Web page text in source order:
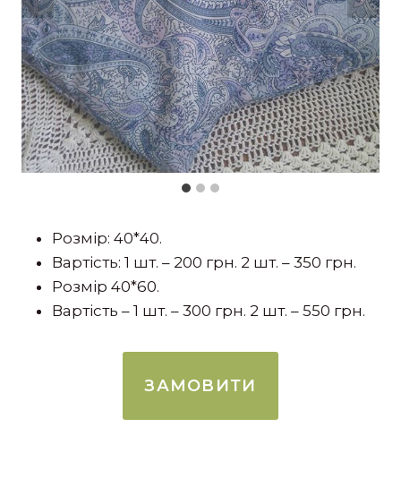
Розмір: 40*40.
Вартість: 1 шт. – 200 грн. 2 шт. – 350 грн.
Розмір 40*60.
Вартість – 1 шт. – 300 грн. 2 шт. – 550 грн.
ЗАМОВИТИ